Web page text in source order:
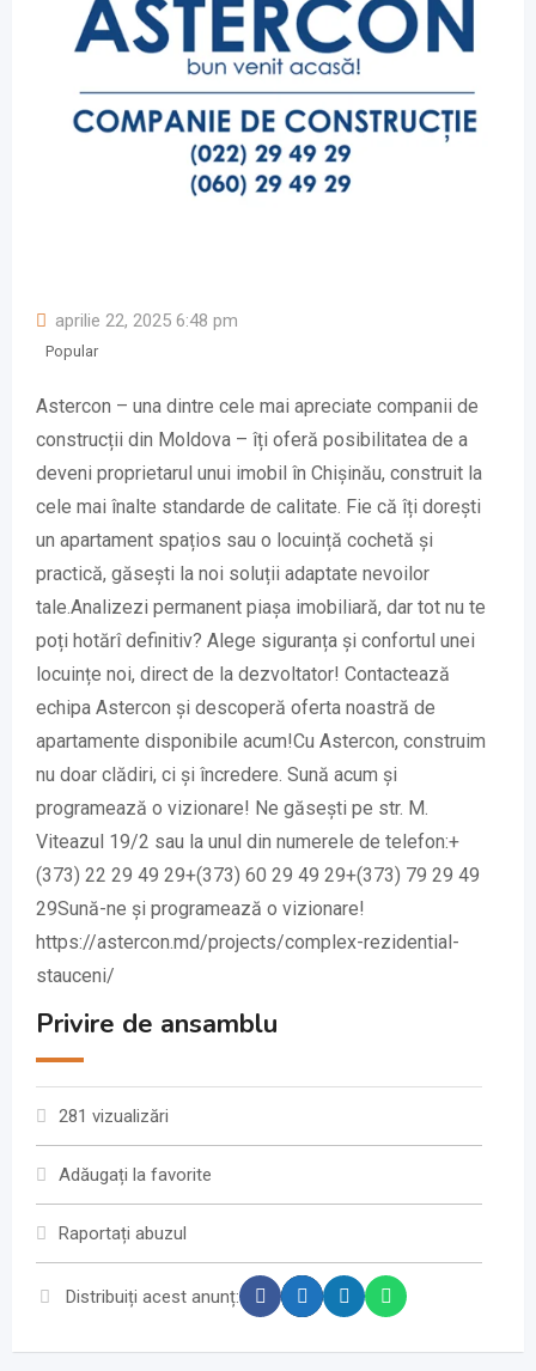
aprilie 22, 2025 6:48 pm
Popular
Astercon – una dintre cele mai apreciate companii de
construcții din Moldova – îți oferă posibilitatea de a
deveni proprietarul unui imobil în Chișinău, construit la
cele mai înalte standarde de calitate. Fie că îți dorești
un apartament spațios sau o locuință cochetă și
practică, găsești la noi soluții adaptate nevoilor
tale.Analizezi permanent piașa imobiliară, dar tot nu te
poți hotărî definitiv? Alege siguranța și confortul unei
locuințe noi, direct de la dezvoltator! Contactează
echipa Astercon și descoperă oferta noastră de
apartamente disponibile acum!Cu Astercon, construim
nu doar clădiri, ci și încredere. Sună acum și
programează o vizionare! Ne găsești pe str. M.
Viteazul 19/2 sau la unul din numerele de telefon:+
(373) 22 29 49 29+(373) 60 29 49 29+(373) 79 29 49
29Sună-ne și programează o vizionare!
https://astercon.md/projects/complex-rezidential-
stauceni/
Privire de ansamblu
281 vizualizări
Adăugați la favorite
Raportați abuzul
Distribuiți acest anunț: